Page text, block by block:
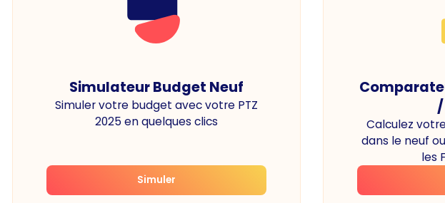
Simulateur Budget Neuf
Simuler votre budget avec votre PTZ
2025 en quelques clics
Simuler
Calculez
dans le neuf
les